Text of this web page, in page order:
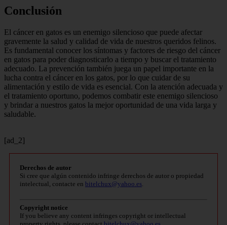
Conclusión
El cáncer en gatos es un enemigo silencioso que puede afectar
gravemente la salud y calidad de vida de nuestros queridos felinos.
Es fundamental conocer los síntomas y factores de riesgo del cáncer
en gatos para poder diagnosticarlo a tiempo y buscar el tratamiento
adecuado. La prevención también juega un papel importante en la
lucha contra el cáncer en los gatos, por lo que cuidar de su
alimentación y estilo de vida es esencial. Con la atención adecuada y
el tratamiento oportuno, podemos combatir este enemigo silencioso
y brindar a nuestros gatos la mejor oportunidad de una vida larga y
saludable.
[ad_2]
Derechos de autor
Si cree que algún contenido infringe derechos de autor o propiedad
intelectual, contacte en bitelchux@yahoo.es
Copyright notice
If you believe any content infringes copyright or intellectual
property rights, please contact bitelchux@yahoo.es